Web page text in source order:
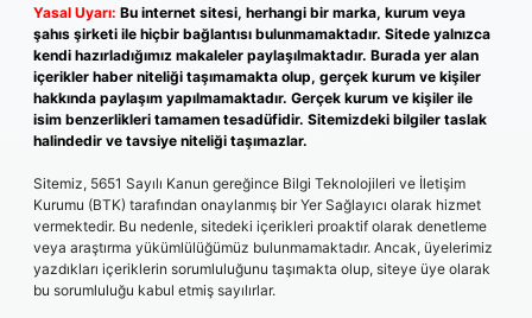
Yasal Uyarı: Bu internet sitesi, herhangi bir marka, kurum veya
şahıs şirketi ile hiçbir bağlantısı bulunmamaktadır. Sitede yalnızca
kendi hazırladığımız makaleler paylaşılmaktadır. Burada yer alan
içerikler haber niteliği taşımamakta olup, gerçek kurum ve kişiler
hakkında paylaşım yapılmamaktadır. Gerçek kurum ve kişiler ile
isim benzerlikleri tamamen tesadüfidir. Sitemizdeki bilgiler taslak
halindedir ve tavsiye niteliği taşımazlar.
Sitemiz, 5651 Sayılı Kanun gereğince Bilgi Teknolojileri ve İletişim
Kurumu (BTK) tarafından onaylanmış bir Yer Sağlayıcı olarak hizmet
vermektedir. Bu nedenle, sitedeki içerikleri proaktif olarak denetleme
veya araştırma yükümlülüğümüz bulunmamaktadır. Ancak, üyelerimiz
yazdıkları içeriklerin sorumluluğunu taşımakta olup, siteye üye olarak
bu sorumluluğu kabul etmiş sayılırlar.